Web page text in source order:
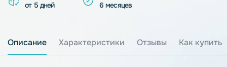
от 5 дней 6 месяцев
Описание Характеристики Отзывы Как купить